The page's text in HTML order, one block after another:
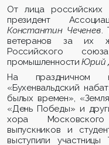
От лица российских
президент
Константин Чеченев
ветеранов за их
Российского
промышленностиЮрий
На праздничном
«Бухенвальдский
былых времен»,
«День Победы» и
хора Московского
выпускников и
выступили